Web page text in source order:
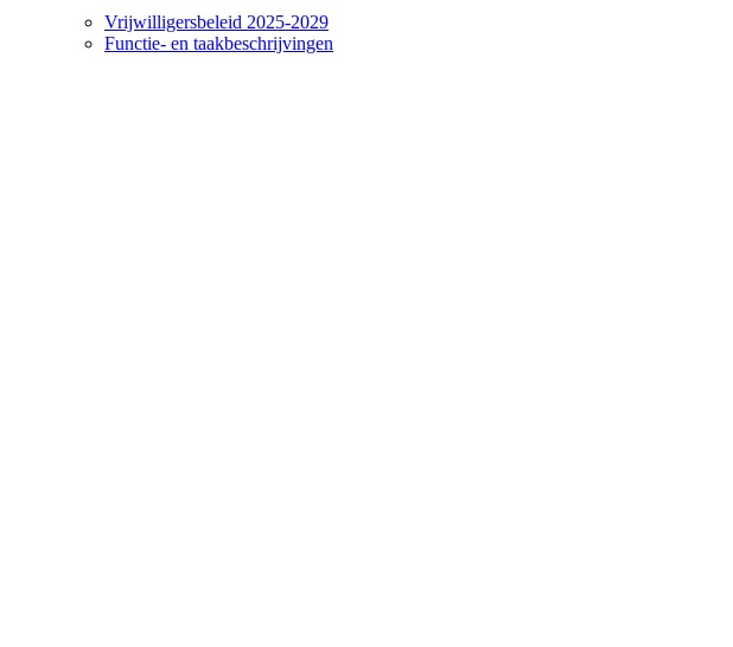
Vrijwilligersbeleid 2025-2029
Functie- en taakbeschrijvingen